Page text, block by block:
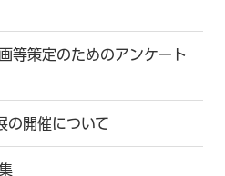
等策定のためのアンケート
の開催について